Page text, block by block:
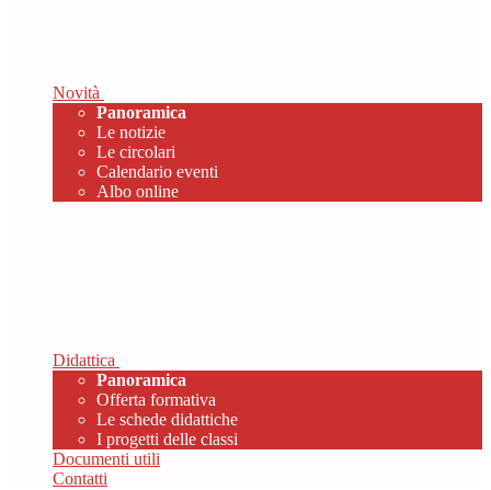
Novità
Panoramica
Le notizie
Le circolari
Calendario eventi
Albo online
Didattica
Panoramica
Offerta formativa
Le schede didattiche
I progetti delle classi
Documenti utili
Contatti